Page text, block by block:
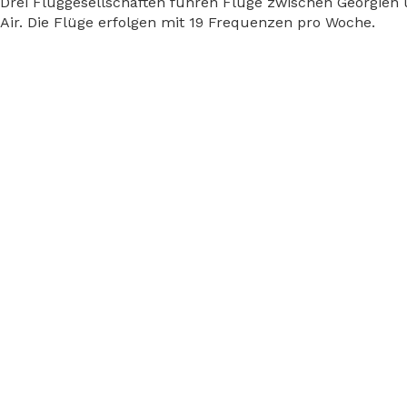
Air. Die Flüge erfolgen mit 19 Frequenzen pro Woche.